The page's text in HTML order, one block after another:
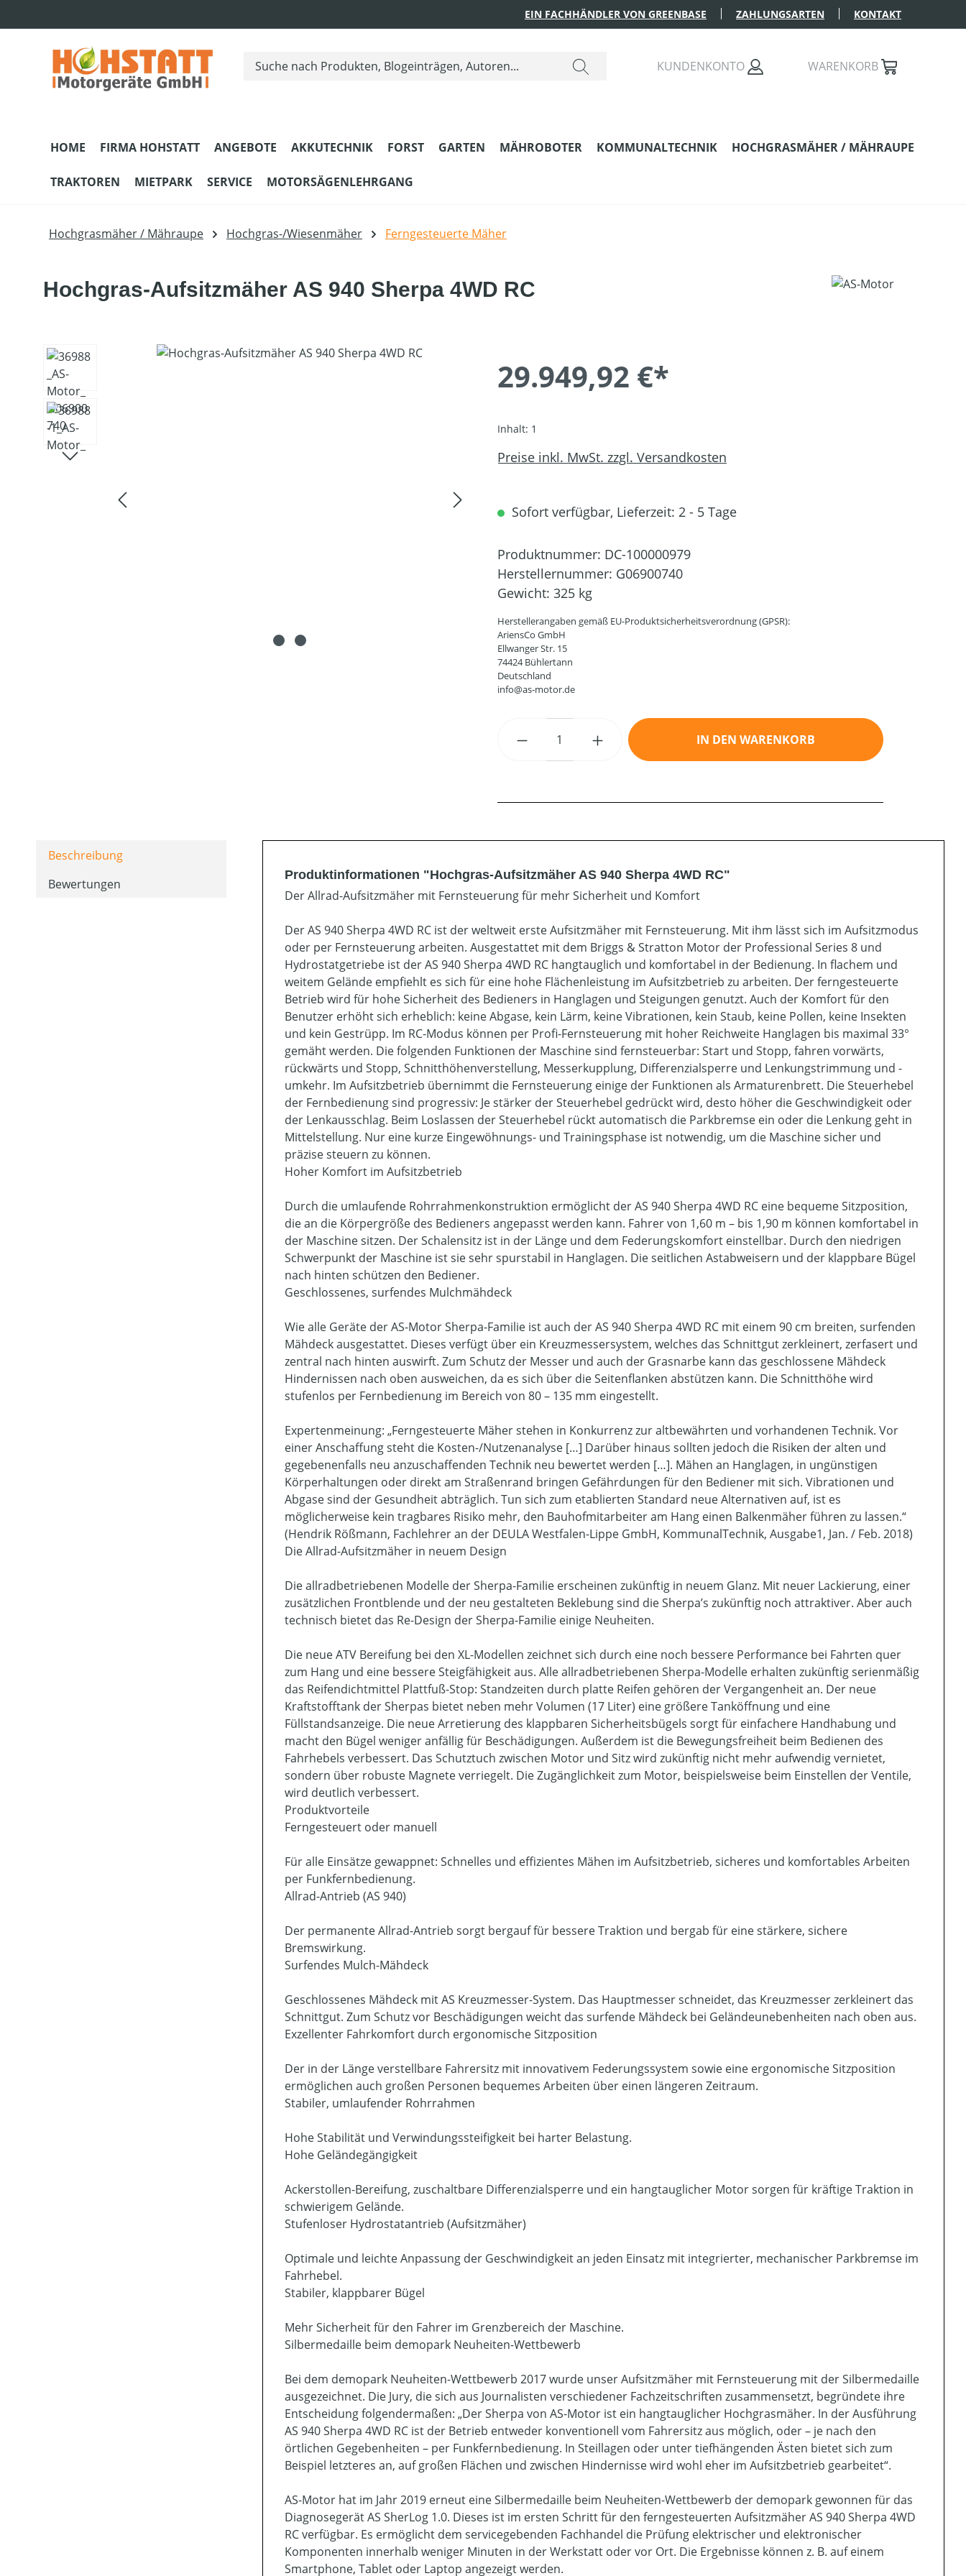
EIN FACHHÄNDLER VON GREENBASE ZAHLUNGSARTEN KONTAKT
KUNDENKONTO WARENKORB
HOME FIRMA HOHSTATT ANGEBOTE AKKUTECHNIK FORST GARTEN MÄHROBOTER KOMMUNALTECHNIK HOCHGRASMÄHER / MÄHRAUPE
TRAKTOREN MIETPARK SERVICE MOTORSÄGENLEHRGANG
Hochgrasmäher / Mähraupe Hochgras-/Wiesenmäher Ferngesteuerte Mäher
Hochgras-Aufsitzmäher AS 940 Sherpa 4WD RC
Bildergalerie überspringen
29.949,92 €*
Inhalt: 1
Preise inkl. MwSt. zzgl. Versandkosten
Sofort verfügbar, Lieferzeit: 2 - 5 Tage
Produktnummer: DC-100000979
Herstellernummer: G06900740
Gewicht: 325 kg
Herstellerangaben gemäß EU-Produktsicherheitsverordnung (GPSR):
AriensCo GmbH
Ellwanger Str. 15
74424 Bühlertann
Deutschland
info@as-motor.de
Produkt Anzahl: Gib den gewünschten Wert ein oder
IN DEN WARENKORB
Beschreibung
Bewertungen
Produktinformationen "Hochgras-Aufsitzmäher AS 940 Sherpa 4WD RC"
Der Allrad-Aufsitzmäher mit Fernsteuerung für mehr Sicherheit und Komfort
Der AS 940 Sherpa 4WD RC ist der weltweit erste Aufsitzmäher mit Fernsteuerung. Mit ihm lässt sich im Aufsitzmodus
oder per Fernsteuerung arbeiten. Ausgestattet mit dem Briggs & Stratton Motor der Professional Series 8 und
Hydrostatgetriebe ist der AS 940 Sherpa 4WD RC hangtauglich und komfortabel in der Bedienung. In flachem und
weitem Gelände empfiehlt es sich für eine hohe Flächenleistung im Aufsitzbetrieb zu arbeiten. Der ferngesteuerte
Betrieb wird für hohe Sicherheit des Bedieners in Hanglagen und Steigungen genutzt. Auch der Komfort für den
Benutzer erhöht sich erheblich: keine Abgase, kein Lärm, keine Vibrationen, kein Staub, keine Pollen, keine Insekten
und kein Gestrüpp. Im RC-Modus können per Profi-Fernsteuerung mit hoher Reichweite Hanglagen bis maximal 33°
gemäht werden. Die folgenden Funktionen der Maschine sind fernsteuerbar: Start und Stopp, fahren vorwärts,
rückwärts und Stopp, Schnitthöhenverstellung, Messerkupplung, Differenzialsperre und Lenkungstrimmung und -
umkehr. Im Aufsitzbetrieb übernimmt die Fernsteuerung einige der Funktionen als Armaturenbrett. Die Steuerhebel
der Fernbedienung sind progressiv: Je stärker der Steuerhebel gedrückt wird, desto höher die Geschwindigkeit oder
der Lenkausschlag. Beim Loslassen der Steuerhebel rückt automatisch die Parkbremse ein oder die Lenkung geht in
Mittelstellung. Nur eine kurze Eingewöhnungs- und Trainingsphase ist notwendig, um die Maschine sicher und
präzise steuern zu können.
Hoher Komfort im Aufsitzbetrieb
Durch die umlaufende Rohrrahmenkonstruktion ermöglicht der AS 940 Sherpa 4WD RC eine bequeme Sitzposition,
die an die Körpergröße des Bedieners angepasst werden kann. Fahrer von 1,60 m – bis 1,90 m können komfortabel in
der Maschine sitzen. Der Schalensitz ist in der Länge und dem Federungskomfort einstellbar. Durch den niedrigen
Schwerpunkt der Maschine ist sie sehr spurstabil in Hanglagen. Die seitlichen Astabweisern und der klappbare Bügel
nach hinten schützen den Bediener.
Geschlossenes, surfendes Mulchmähdeck
Wie alle Geräte der AS-Motor Sherpa-Familie ist auch der AS 940 Sherpa 4WD RC mit einem 90 cm breiten, surfenden
Mähdeck ausgestattet. Dieses verfügt über ein Kreuzmessersystem, welches das Schnittgut zerkleinert, zerfasert und
zentral nach hinten auswirft. Zum Schutz der Messer und auch der Grasnarbe kann das geschlossene Mähdeck
Hindernissen nach oben ausweichen, da es sich über die Seitenflanken abstützen kann. Die Schnitthöhe wird
stufenlos per Fernbedienung im Bereich von 80 – 135 mm eingestellt.
Expertenmeinung: „Ferngesteuerte Mäher stehen in Konkurrenz zur altbewährten und vorhandenen Technik. Vor
einer Anschaffung steht die Kosten-/Nutzenanalyse […] Darüber hinaus sollten jedoch die Risiken der alten und
gegebenenfalls neu anzuschaffenden Technik neu bewertet werden […]. Mähen an Hanglagen, in ungünstigen
Körperhaltungen oder direkt am Straßenrand bringen Gefährdungen für den Bediener mit sich. Vibrationen und
Abgase sind der Gesundheit abträglich. Tun sich zum etablierten Standard neue Alternativen auf, ist es
möglicherweise kein tragbares Risiko mehr, den Bauhofmitarbeiter am Hang einen Balkenmäher führen zu lassen.“
(Hendrik Rößmann, Fachlehrer an der DEULA Westfalen-Lippe GmbH, KommunalTechnik, Ausgabe1, Jan. / Feb. 2018)
Die Allrad-Aufsitzmäher in neuem Design
Die allradbetriebenen Modelle der Sherpa-Familie erscheinen zukünftig in neuem Glanz. Mit neuer Lackierung, einer
zusätzlichen Frontblende und der neu gestalteten Beklebung sind die Sherpa’s zukünftig noch attraktiver. Aber auch
technisch bietet das Re-Design der Sherpa-Familie einige Neuheiten.
Die neue ATV Bereifung bei den XL-Modellen zeichnet sich durch eine noch bessere Performance bei Fahrten quer
zum Hang und eine bessere Steigfähigkeit aus. Alle allradbetriebenen Sherpa-Modelle erhalten zukünftig serienmäßig
das Reifendichtmittel Plattfuß-Stop: Standzeiten durch platte Reifen gehören der Vergangenheit an. Der neue
Kraftstofftank der Sherpas bietet neben mehr Volumen (17 Liter) eine größere Tanköffnung und eine
Füllstandsanzeige. Die neue Arretierung des klappbaren Sicherheitsbügels sorgt für einfachere Handhabung und
macht den Bügel weniger anfällig für Beschädigungen. Außerdem ist die Bewegungsfreiheit beim Bedienen des
Fahrhebels verbessert. Das Schutztuch zwischen Motor und Sitz wird zukünftig nicht mehr aufwendig vernietet,
sondern über robuste Magnete verriegelt. Die Zugänglichkeit zum Motor, beispielsweise beim Einstellen der Ventile,
wird deutlich verbessert.
Produktvorteile
Ferngesteuert oder manuell
Für alle Einsätze gewappnet: Schnelles und effizientes Mähen im Aufsitzbetrieb, sicheres und komfortables Arbeiten
per Funkfernbedienung.
Allrad-Antrieb (AS 940)
Der permanente Allrad-Antrieb sorgt bergauf für bessere Traktion und bergab für eine stärkere, sichere
Bremswirkung.
Surfendes Mulch-Mähdeck
Geschlossenes Mähdeck mit AS Kreuzmesser-System. Das Hauptmesser schneidet, das Kreuzmesser zerkleinert das
Schnittgut. Zum Schutz vor Beschädigungen weicht das surfende Mähdeck bei Geländeunebenheiten nach oben aus.
Exzellenter Fahrkomfort durch ergonomische Sitzposition
Der in der Länge verstellbare Fahrersitz mit innovativem Federungssystem sowie eine ergonomische Sitzposition
ermöglichen auch großen Personen bequemes Arbeiten über einen längeren Zeitraum.
Stabiler, umlaufender Rohrrahmen
Hohe Stabilität und Verwindungssteifigkeit bei harter Belastung.
Hohe Geländegängigkeit
Ackerstollen-Bereifung, zuschaltbare Differenzialsperre und ein hangtauglicher Motor sorgen für kräftige Traktion in
schwierigem Gelände.
Stufenloser Hydrostatantrieb (Aufsitzmäher)
Optimale und leichte Anpassung der Geschwindigkeit an jeden Einsatz mit integrierter, mechanischer Parkbremse im
Fahrhebel.
Stabiler, klappbarer Bügel
Mehr Sicherheit für den Fahrer im Grenzbereich der Maschine.
Silbermedaille beim demopark Neuheiten-Wettbewerb
Bei dem demopark Neuheiten-Wettbewerb 2017 wurde unser Aufsitzmäher mit Fernsteuerung mit der Silbermedaille
ausgezeichnet. Die Jury, die sich aus Journalisten verschiedener Fachzeitschriften zusammensetzt, begründete ihre
Entscheidung folgendermaßen: „Der Sherpa von AS-Motor ist ein hangtauglicher Hochgrasmäher. In der Ausführung
AS 940 Sherpa 4WD RC ist der Betrieb entweder konventionell vom Fahrersitz aus möglich, oder – je nach den
örtlichen Gegebenheiten – per Funkfernbedienung. In Steillagen oder unter tiefhängenden Ästen bietet sich zum
Beispiel letzteres an, auf großen Flächen und zwischen Hindernisse wird wohl eher im Aufsitzbetrieb gearbeitet“.
AS-Motor hat im Jahr 2019 erneut eine Silbermedaille beim Neuheiten-Wettbewerb der demopark gewonnen für das
Diagnosegerät AS SherLog 1.0. Dieses ist im ersten Schritt für den ferngesteuerten Aufsitzmäher AS 940 Sherpa 4WD
RC verfügbar. Es ermöglicht dem servicegebenden Fachhandel die Prüfung elektrischer und elektronischer
Komponenten innerhalb weniger Minuten in der Werkstatt oder vor Ort. Die Ergebnisse können z. B. auf einem
Smartphone, Tablet oder Laptop angezeigt werden.